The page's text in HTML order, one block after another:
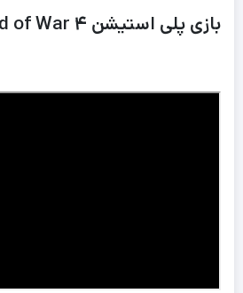
بازی پلی استیشن ۴ God of War